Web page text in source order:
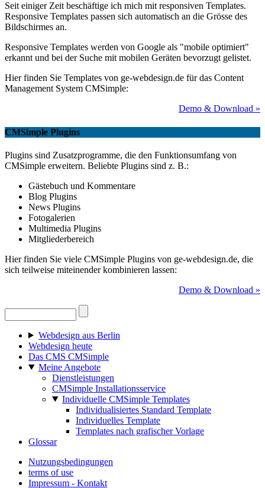
Seit einiger Zeit beschäftige ich mich mit responsiven Templates.
Responsive Templates passen sich automatisch an die Grösse des
Bildschirmes an.
Responsive Templates werden von Google als "mobile optimiert"
erkannt und bei der Suche mit mobilen Geräten bevorzugt gelistet.
Hier finden Sie Templates von ge-webdesign.de für das Content
Management System CMSimple:
Demo & Download »
CMSimple Plugins
Plugins sind Zusatzprogramme, die den Funktionsumfang von
CMSimple erweitern. Beliebte Plugins sind z. B.:
Gästebuch und Kommentare
Blog Plugins
News Plugins
Fotogalerien
Multimedia Plugins
Mitgliederbereich
Hier finden Sie viele CMSimple Plugins von ge-webdesign.de, die
sich teilweise miteinender kombinieren lassen:
Demo & Download »
Webdesign aus Berlin
Webdesign heute
Das CMS CMSimple
Meine Angebote
Dienstleistungen
CMSimple Installationsservice
Individuelle CMSimple Templates
Individualisiertes Standard Template
Individuelles Template
Templates nach grafischer Vorlage
Glossar
Nutzungsbedingungen
terms of use
Impressum - Kontakt